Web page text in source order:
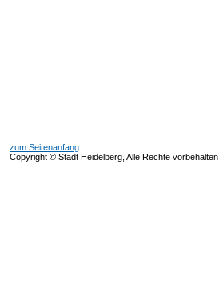
zum Seitenanfang
Copyright © Stadt Heidelberg, Alle Rechte vorbehalten